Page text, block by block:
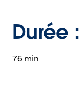
Durée :
76 min